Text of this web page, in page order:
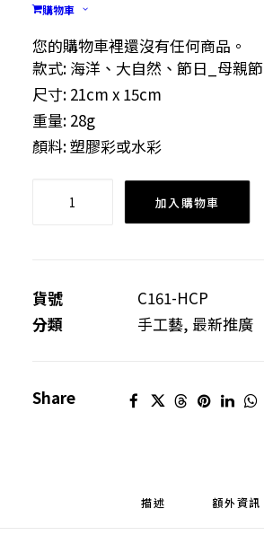
購物車
您的購物車裡還沒有任何商品。
案製作出特色心意卡。
物料: 卡紙
款式: 海洋、大自然、節日_母親節
尺寸: 21cm x 15cm
重量: 28g
顏料: 塑膠彩或水彩
卡
數
加入購物車
貨號
C161-HCP
分類
手工藝, 最新推廣
Share
描述 額外資訊